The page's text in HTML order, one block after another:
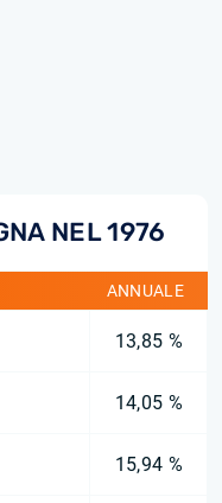
NEL 1976
ANNUALE
13,85 %
14,05 %
15,94 %